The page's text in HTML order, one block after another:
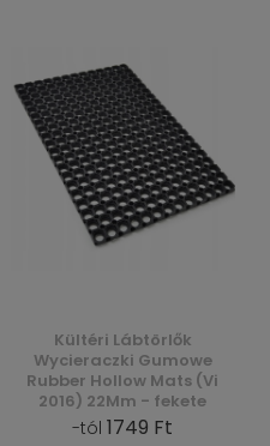
Kültéri Lábtörlők
Wycieraczki Gumowe
Rubber Hollow Mats (Vi
2016) 22Mm - fekete
-tól 1749 Ft